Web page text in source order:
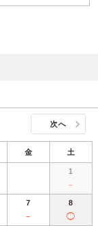
次へ
金 土
1
－
7
－
8
◯